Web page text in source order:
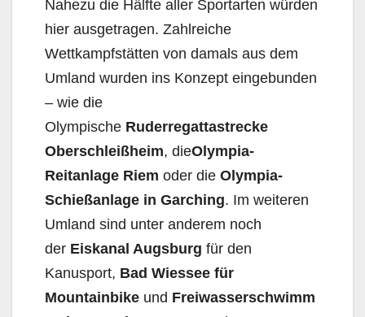
Nahezu die Hälfte aller Sportarten würden
hier ausgetragen. Zahlreiche
Wettkampfstätten von damals aus dem
Umland wurden ins Konzept eingebunden
– wie die
Olympische Ruderregattastrecke
Oberschleißheim, dieOlympia-
Reitanlage Riem oder die Olympia-
Schießanlage in Garching. Im weiteren
Umland sind unter anderem noch
der Eiskanal Augsburg für den
Kanusport, Bad Wiessee für
Mountainbike und Freiwasserschwimm